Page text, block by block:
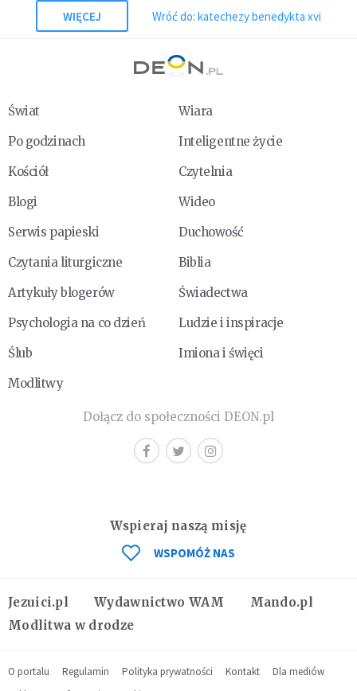
WIĘCEJ Wróć do: katechezy benedykta xvi
Świat
Wiara
Po godzinach
Inteligentne życie
Kościół
Czytelnia
Blogi
Wideo
Serwis papieski
Duchowość
Czytania liturgiczne
Biblia
Artykuły blogerów
Świadectwa
Psychologia na co dzień
Ludzie i inspiracje
Ślub
Imiona i święci
Modlitwy
Dołącz do społeczności DEON.pl
Jezuici.pl Wydawnictwo WAM
Mando.pl
Modlitwa w drodze
Wspieraj naszą misję
WSPOMÓŻ NAS
O portalu Regulamin Polityka prywatności Kontakt
Dla mediów